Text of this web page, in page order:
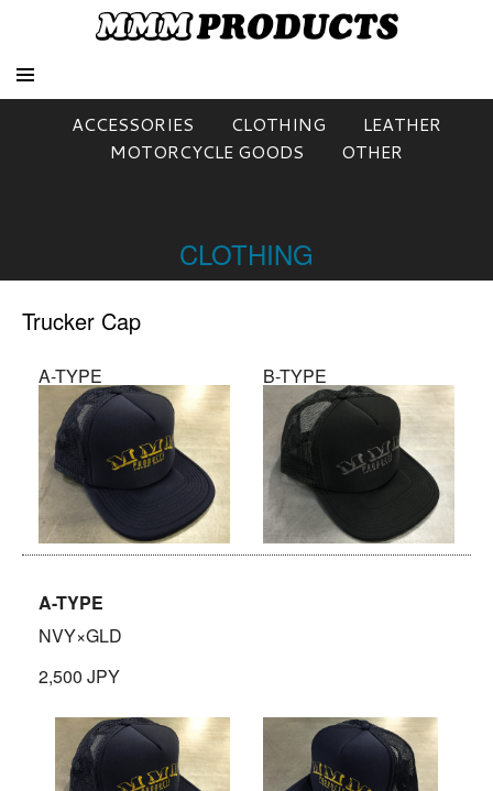
ACCESSORIES CLOTHING
LEATHER
MOTORCYCLE GOODS
OTHER
CLOTHING
Trucker Cap
A-TYPE B-TYPE
A-TYPE
NVY×GLD
2,500 JPY